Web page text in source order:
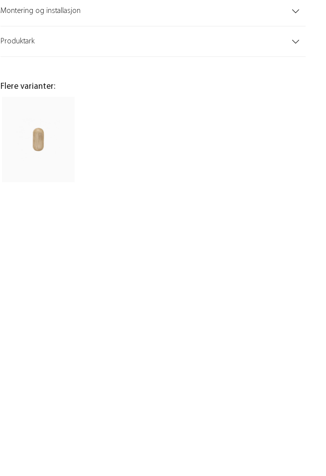
Montering og installasjon
Produktark
Flere varianter: